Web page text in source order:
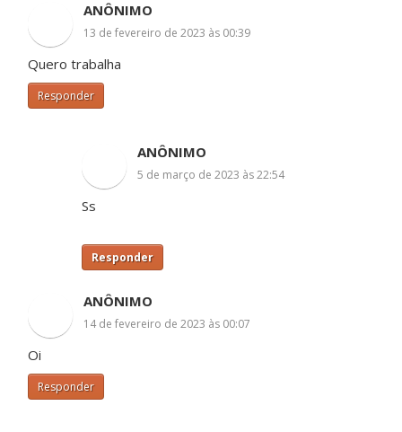
ANÔNIMO
13 de fevereiro de 2023 às 00:39
Quero trabalha
Responder
ANÔNIMO
5 de março de 2023 às 22:54
Ss
Responder
ANÔNIMO
14 de fevereiro de 2023 às 00:07
Oi
Responder